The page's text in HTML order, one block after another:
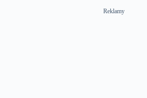
Reklamy